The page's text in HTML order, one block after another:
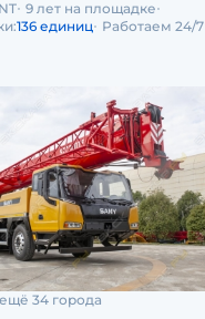
9 лет на площадке
136 единиц Работаем 24/7
34 города